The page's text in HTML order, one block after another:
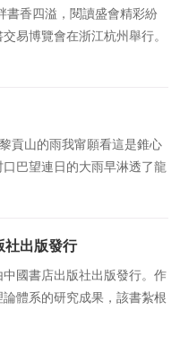
書香四溢，閱讀盛會精彩紛
易博覽會在浙江杭州舉行。
編
貢山的雨我甯願看這是錐心
巴望連日的大雨早淋透了龍
淚
社出版發行
國書店出版社出版發行。作
體系的研究成果，該書紮根
沿循中國共産黨